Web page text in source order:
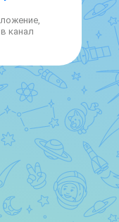
канал